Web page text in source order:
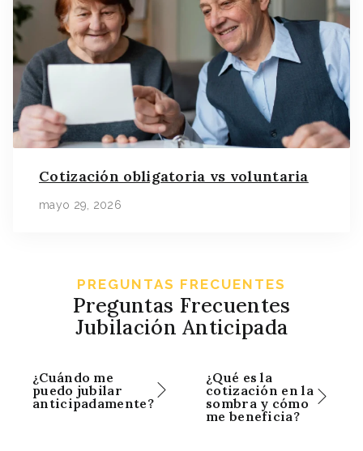
Cotización obligatoria vs voluntaria
mayo 29, 2026
PREGUNTAS FRECUENTES
Preguntas Frecuentes
Jubilación Anticipada
¿Cuándo me
puedo jubilar
anticipadamente?
¿Qué es la
cotización en la
sombra y cómo
me beneficia?